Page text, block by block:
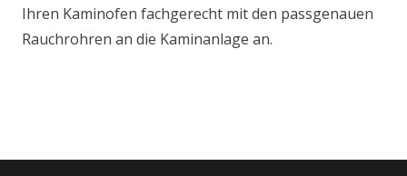
Ihren Kaminofen fachgerecht mit den passgenauen
Rauchrohren an die Kaminanlage an.